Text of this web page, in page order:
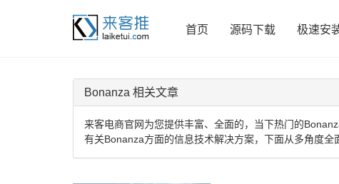
首页 源码下载 极速安
Bonanza 相关文章
来客电商官网为您提供丰富、全面的，当下热门的
有关Bonanza方面的信息技术解决方案，下面从多角度全